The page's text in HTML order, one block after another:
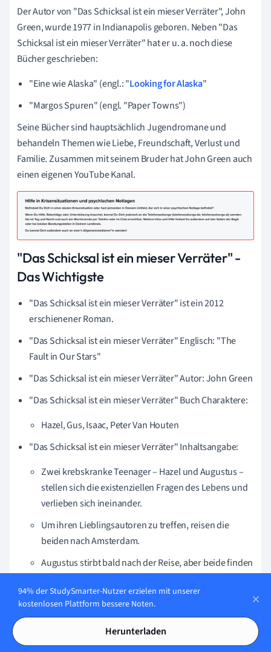
Der Autor von "Das Schicksal ist ein mieser Verräter", John
Green, wurde 1977 in Indianapolis geboren. Neben "Das
Schicksal ist ein mieser Verräter"hat er u. a. noch diese
Bücher geschrieben:
"Eine wie Alaska" (engl.: "Looking for Alaska"
"Margos Spuren" (engl. "Paper Towns")
Seine Bücher sind hauptsächlich Jugendromane und
behandeln Themen wie Liebe, Freundschaft, Verlust und
Familie. Zusammen mit seinem Bruder hat John Green auch
einen eigenen YouTube Kanal.
"Das Schicksal ist ein mieser Verräter" -
Das Wichtigste
"Das Schicksal ist ein mieser Verräter" ist ein 2012
erschienener Roman.
"Das Schicksal ist ein mieser Verräter"Englisch: "The
Fault in Our Stars"
"Das Schicksal ist ein mieser Verräter" Autor: John Green
"Das Schicksal ist ein mieser Verräter" Buch Charaktere:
Hazel, Gus, Isaac, Peter Van Houten
"Das Schicksal ist ein mieser Verräter"Inhaltsangabe:
Zwei krebskranke Teenager – Hazel und Augustus –
stellen sich die existenziellen Fragen des Lebens und
verlieben sich ineinander.
Um ihren Lieblingsautoren zu treffen, reisen die
beiden nach Amsterdam.
Augustus stirbt bald nach der Reise, aber beide finden
"Das Schicksal ist ein mieser Verräter"
Zusammenfassung Themen:
94% der StudySmarter-Nutzer erzielen mit unserer
kostenlosen Plattform bessere Noten.
Herunterladen